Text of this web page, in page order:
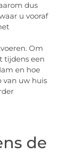
dus
u vooraf
Om
tijdens een
en hoe
van uw huis
de